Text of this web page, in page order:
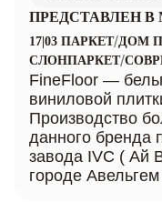
ПРЕДСТАВЛЕН В
17|03 ПАРКЕТ/ДОМ
СЛОНПАРКЕТ/
FineFloor —
виниловой
Производство
данного бренда
завода IVC ( Ай
городе